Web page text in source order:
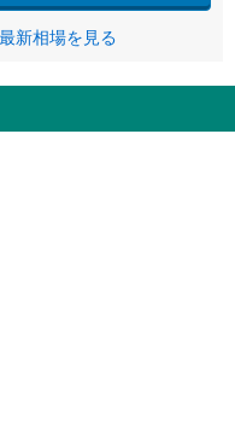
新相場を見る